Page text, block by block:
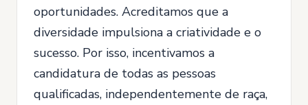
oportunidades. Acreditamos que a
diversidade impulsiona a criatividade e o
sucesso. Por isso, incentivamos a
candidatura de todas as pessoas
qualificadas, independentemente de raça,